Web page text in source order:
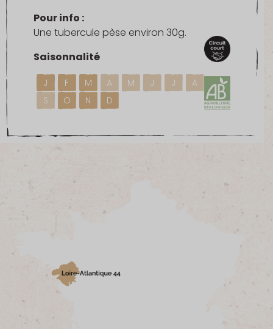
Pour info :
Une tubercule pèse environ 30g.
Saisonnalité
J F M A M J J
A
S
O N D